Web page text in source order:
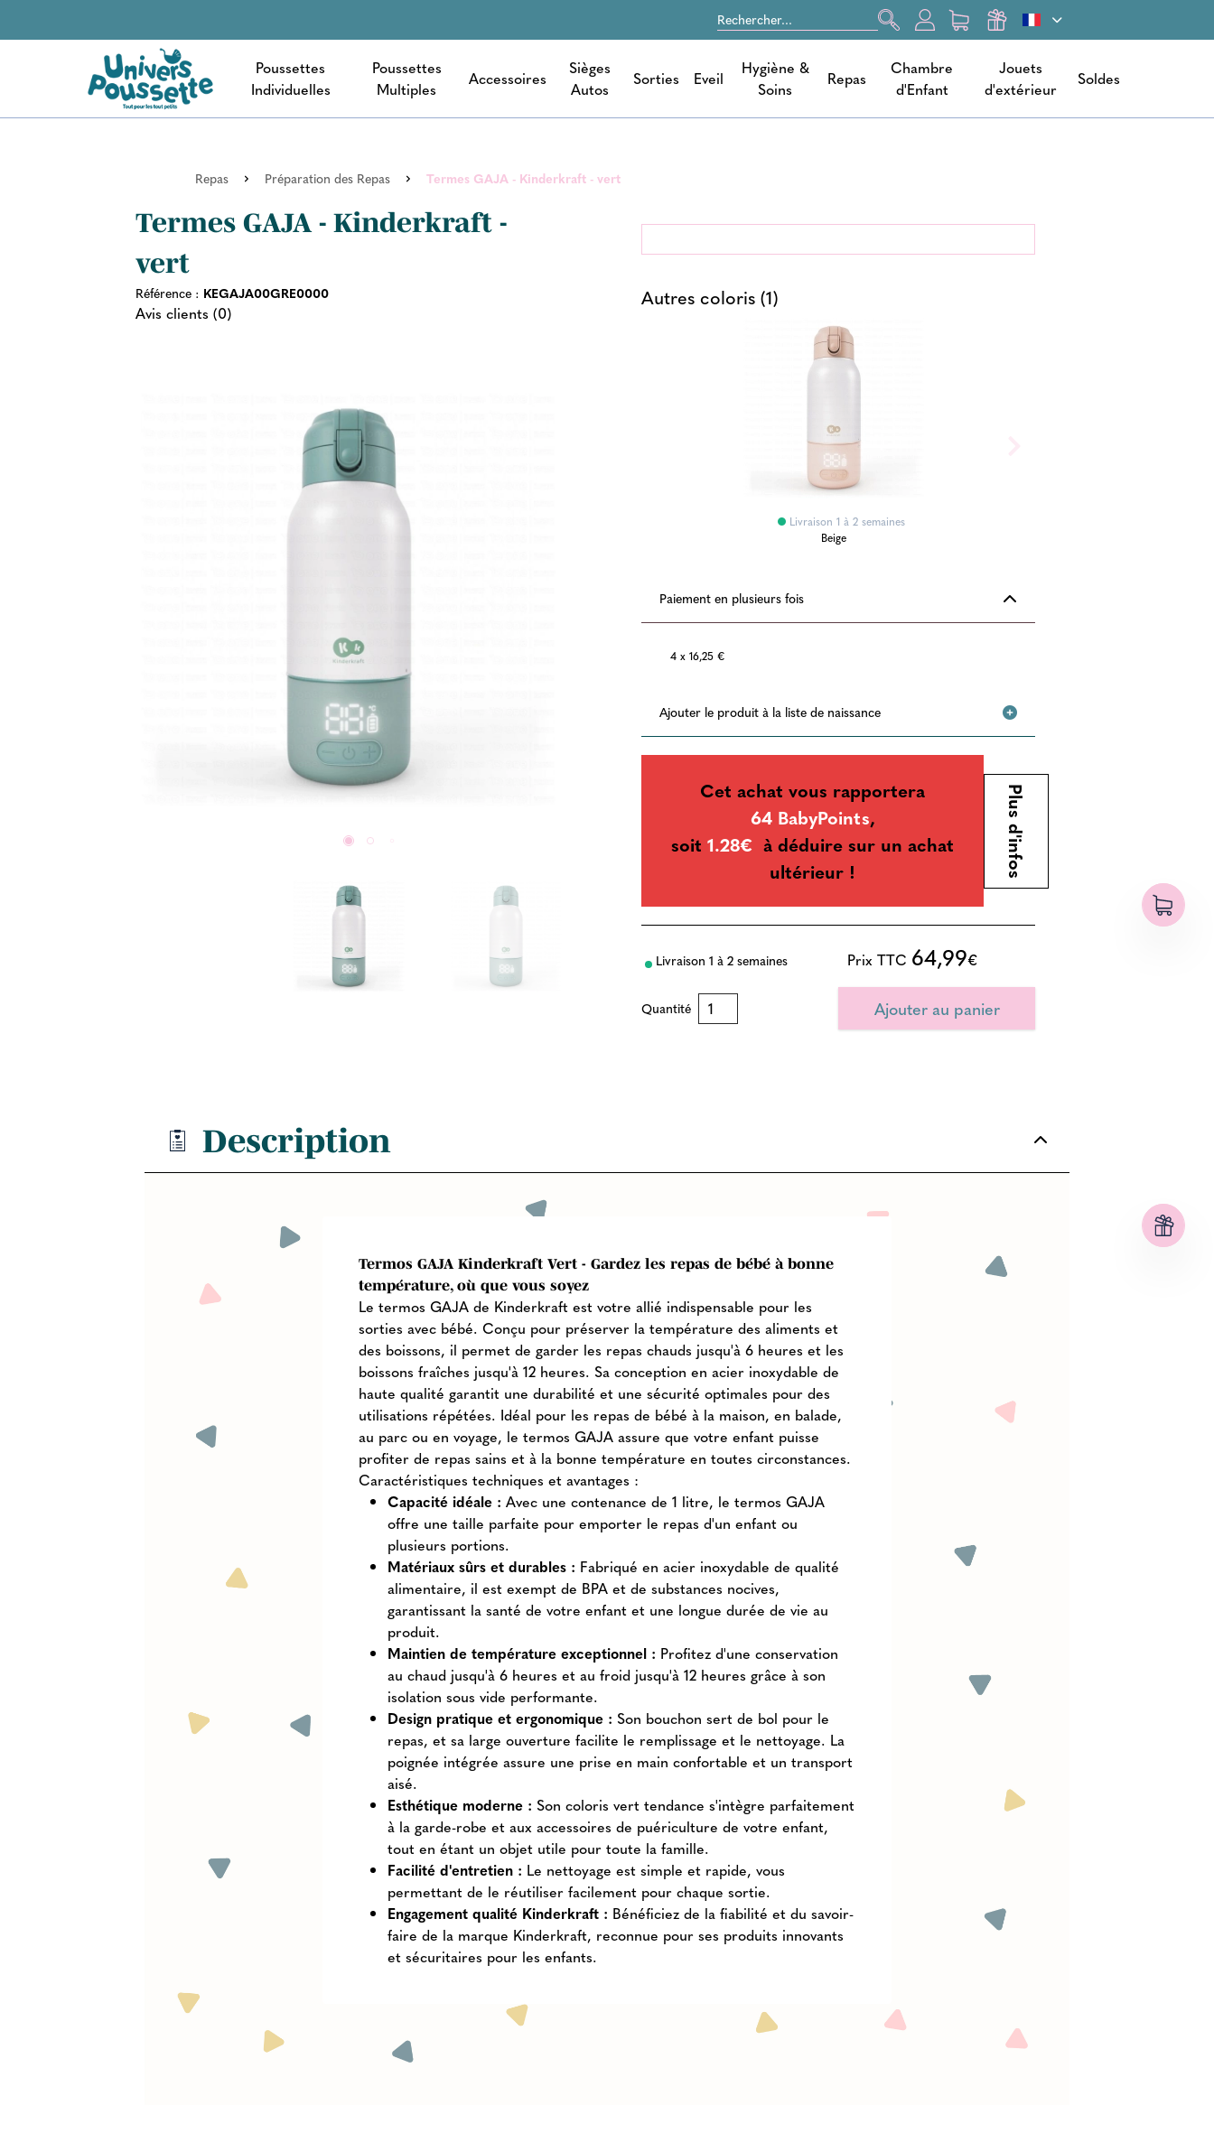
Poussettes
Individuelles
Poussettes
Multiples
Accessoires
Sièges
Autos
Sorties Eveil
Hygiène &
Soins
Repas
Chambre
d'Enfant
Jouets
d'extérieur
Soldes
Repas Préparation des Repas Termes GAJA - Kinderkraft - vert
Termes GAJA - Kinderkraft -
vert
Référence : KEGAJA00GRE0000
Avis clients (0)
Autres coloris (1)
Livraison 1 à 2 semaines
Beige
Paiement en plusieurs fois
4 x 16,25 €
Ajouter le produit à la liste de naissance
Cet achat vous rapportera
64 BabyPoints,
soit1.28€ à déduire sur un achat
ultérieur !
Plus d'infos
Livraison 1 à 2 semaines Prix TTC 64,99€
Quantité
Description
Termos GAJA Kinderkraft Vert - Gardez les repas de bébé à bonne
température, où que vous soyez
Le termos GAJA de Kinderkraft est votre allié indispensable pour les
sorties avec bébé. Conçu pour préserver la température des aliments et
des boissons, il permet de garder les repas chauds jusqu'à 6 heures et les
boissons fraîches jusqu'à 12 heures. Sa conception en acier inoxydable de
haute qualité garantit une durabilité et une sécurité optimales pour des
utilisations répétées. Idéal pour les repas de bébé à la maison, en balade,
au parc ou en voyage, le termos GAJA assure que votre enfant puisse
profiter de repas sains et à la bonne température en toutes circonstances.
Caractéristiques techniques et avantages :
Capacité idéale : Avec une contenance de 1 litre, le termos GAJA
offre une taille parfaite pour emporter le repas d'un enfant ou
plusieurs portions.
Matériaux sûrs et durables : Fabriqué en acier inoxydable de qualité
alimentaire, il est exempt de BPA et de substances nocives,
garantissant la santé de votre enfant et une longue durée de vie au
produit.
Maintien de température exceptionnel : Profitez d'une conservation
au chaud jusqu'à 6 heures et au froid jusqu'à 12 heures grâce à son
isolation sous vide performante.
Design pratique et ergonomique : Son bouchon sert de bol pour le
repas, et sa large ouverture facilite le remplissage et le nettoyage. La
poignée intégrée assure une prise en main confortable et un transport
aisé.
Esthétique moderne : Son coloris vert tendance s'intègre parfaitement
à la garde-robe et aux accessoires de puériculture de votre enfant,
tout en étant un objet utile pour toute la famille.
Facilité d'entretien : Le nettoyage est simple et rapide, vous
permettant de le réutiliser facilement pour chaque sortie.
Engagement qualité Kinderkraft : Bénéficiez de la fiabilité et du savoir-
faire de la marque Kinderkraft, reconnue pour ses produits innovants
et sécuritaires pour les enfants.